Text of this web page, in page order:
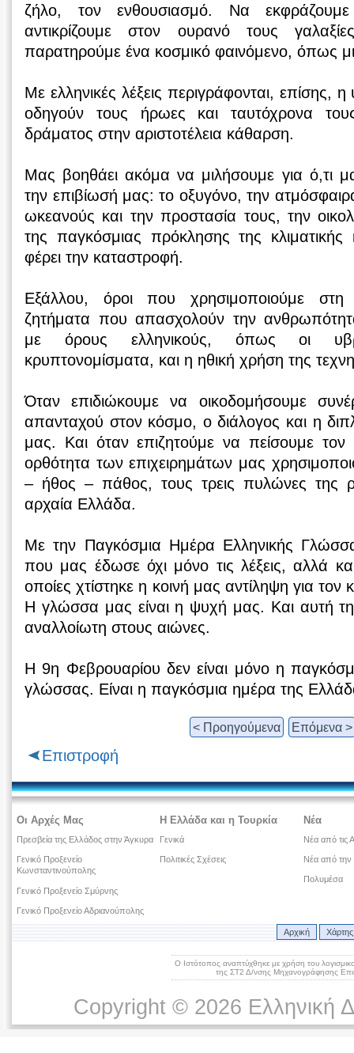
ζήλο, τον ενθουσιασμό. Να
αντικρίζουμε στον ουρανό τους
παρατηρούμε ένα κοσμικό φαινόμενο, όπως
Με ελληνικές λέξεις περιγράφονται, επίσης,
οδηγούν τους ήρωες και ταυτόχρονα
δράματος στην αριστοτέλεια κάθαρση.
Μας βοηθάει ακόμα να μιλήσουμε για ό,τι
την επιβίωσή μας: το οξυγόνο, την
ωκεανούς και την προστασία τους, την
της παγκόσμιας πρόκλησης της κλιματικής
φέρει την καταστροφή.
Εξάλλου, όροι που χρησιμοποιούμε
ζητήματα που απασχολούν την
με όρους ελληνικούς, όπως οι
κρυπτονομίσματα, και η ηθική χρήση της
Όταν επιδιώκουμε να οικοδομήσουμε
απανταχού στον κόσμο, ο διάλογος και η
μας. Και όταν επιζητούμε να πείσουμε τον
ορθότητα των επιχειρημάτων μας
– ήθος – πάθος, τους τρεις πυλώνες της
αρχαία Ελλάδα.
Με την Παγκόσμια Ημέρα Ελληνικής
που μας έδωσε όχι μόνο τις λέξεις, αλλά
οποίες χτίστηκε η κοινή μας αντίληψη για
Η γλώσσα μας είναι η ψυχή μας. Και αυτή
αναλλοίωτη στους αιώνες.
Η 9η Φεβρουαρίου δεν είναι μόνο η
γλώσσας. Είναι η παγκόσμια ημέρα της
< Προηγούμενα Επόμενα >
Επιστροφή
Οι Αρχές Μας
Πρεσβεία της Ελλάδος στην Άγκυρα
Γενικό Προξενείο
Κωνσταντινούπολης
Γενικό Προξενείο Σμύρνης
Γενικό Προξενείο Αδριανούπολης
Η Ελλάδα και η Τουρκία
Γενικά
Πολιτικές Σχέσεις
Νέα
Νέα από τις
Νέα από την
Πολυμέσα
Αρχική
Ο Ιστότοπος αναπτύχθηκε με χρήση του
της ΣΤ2 Δ/νσης Μηχανογράφησης
Copyright © 2026 Ελληνική